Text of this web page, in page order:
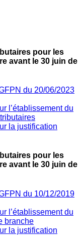
pour les
avant le 30 juin de
du 20/06/2023
l’établissement du
la justification
pour les
avant le 30 juin de
du 10/12/2019
l’établissement du
branche
la justification